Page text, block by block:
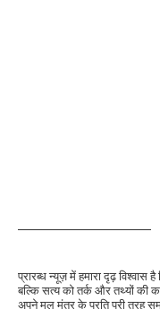
प्रारब्ध न्यूज़ में हमारा दृढ़ विश्वास
बल्कि सत्य को तर्क और तथ्यों
अपने मूल मंत्र के प्रति पूरी तरह